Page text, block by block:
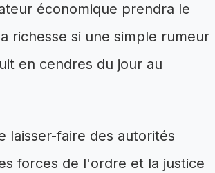
économique prendra le
richesse si une simple rumeur
en cendres du jour au
laisser-faire des autorités
forces de l'ordre et la justice